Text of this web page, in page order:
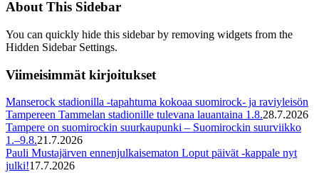
About This Sidebar
You can quickly hide this sidebar by removing widgets from the
Hidden Sidebar Settings.
Viimeisimmät kirjoitukset
Manserock stadionilla -tapahtuma kokoaa suomirock- ja raviyleisön
Tampereen Tammelan stadionille tulevana lauantaina 1.8.28.7.2026
Tampere on suomirockin suurkaupunki – Suomirockin suurviikko
1.–9.8.21.7.2026
Pauli Mustajärven ennenjulkaisematon Loput päivät -kappale nyt
julki!17.7.2026